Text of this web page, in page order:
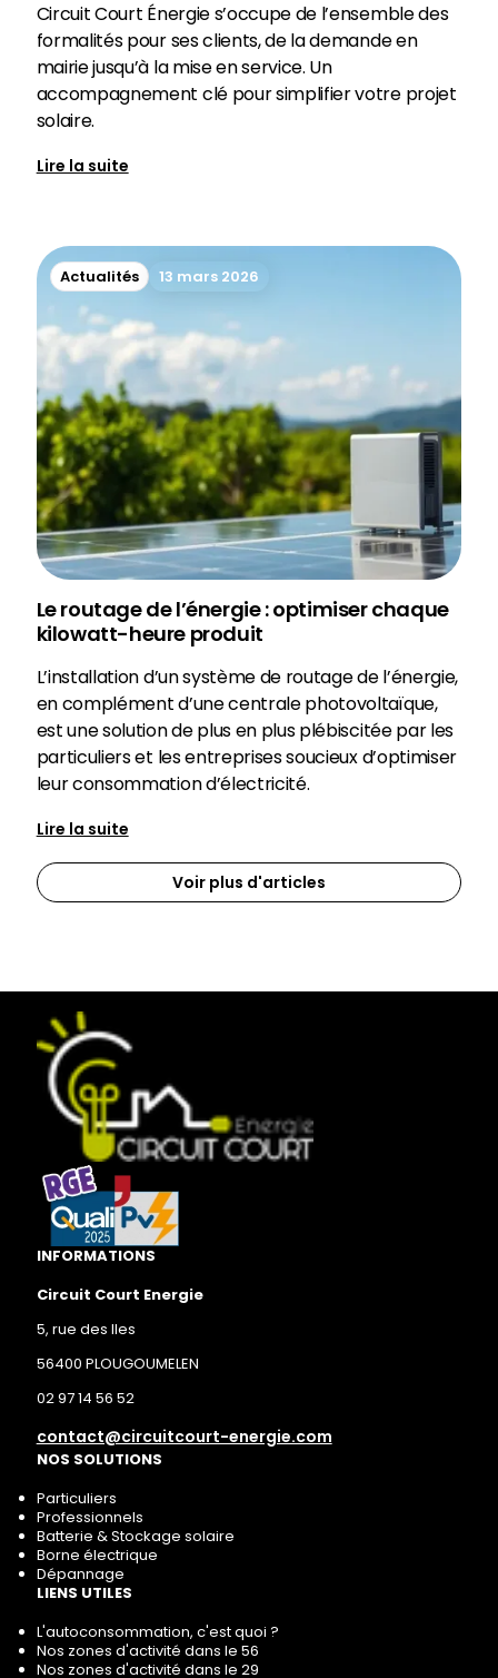
Circuit Court Énergie s’occupe de l’ensemble des
formalités pour ses clients, de la demande en
mairie jusqu’à la mise en service. Un
accompagnement clé pour simplifier votre projet
solaire.
Lire la suite
Actualités 13 mars 2026
Le routage de l’énergie : optimiser chaque
kilowatt-heure produit
L’installation d’un système de routage de l’énergie,
en complément d’une centrale photovoltaïque,
est une solution de plus en plus plébiscitée par les
particuliers et les entreprises soucieux d’optimiser
leur consommation d’électricité.
Lire la suite
Voir plus d'articles
INFORMATIONS
Circuit Court Energie
5, rue des Iles
56400 PLOUGOUMELEN
02 97 14 56 52
contact@circuitcourt-energie.com
NOS SOLUTIONS
Particuliers
Professionnels
Batterie & Stockage solaire
Borne électrique
Dépannage
LIENS UTILES
L'autoconsommation, c'est quoi ?
Nos zones d'activité dans le 56
Nos zones d'activité dans le 29